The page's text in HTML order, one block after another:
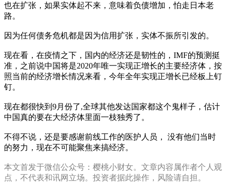
也在扩张，如果实体起不来，意味着负债增加，怕走日本老
路。
因为任何债务危机都是因为信用扩张，实体不振所引发的。
现在看，在疫情之下，国内的经济还是韧性的，IMF的预测挺
准，之前说中国将是2020年唯一实现正增长的主要经济体，按
照当前的经济增长情况来看，今年全年实现正增长已经板上钉
钉。
现在都很快到9月份了,全球其他发达国家都这个鬼样子，估计
中国真的要在大经济体里面一枝独秀了。
不得不说，还是要感谢前线工作的医护人员， 没有他们当时
的努力，现在不可能聚焦来搞经济。
本文首发于微信公众号：樱桃小财女。文章内容属作者个人观
点，不代表和讯网立场。投资者据此操作，风险请自担。